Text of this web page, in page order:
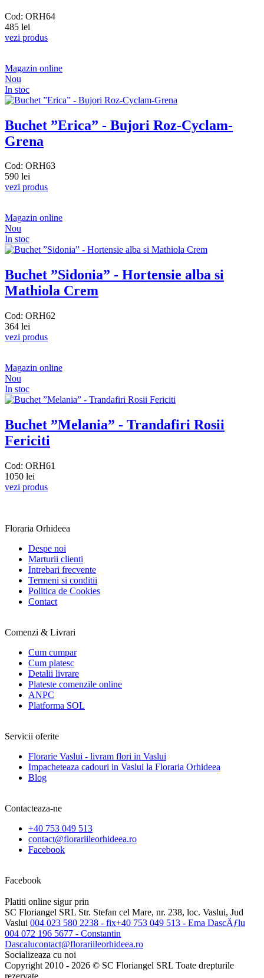
Cod: ORH64
485 lei
vezi produs
Magazin online
Nou
In stoc
Buchet ”Erica” - Bujori Roz-Cyclam-
Grena
Cod: ORH63
590 lei
vezi produs
Magazin online
Nou
In stoc
Buchet ”Sidonia” - Hortensie alba si
Mathiola Crem
Cod: ORH62
364 lei
vezi produs
Magazin online
Nou
In stoc
Buchet ”Melania” - Trandafiri Rosii
Fericiti
Cod: ORH61
1050 lei
vezi produs
Floraria Orhideea
Despe noi
Marturii clienti
Intrebari frecvente
Termeni si conditii
Politica de Cookies
Contact
Comenzi & Livrari
Cum cumpar
Cum platesc
Detalii livrare
Plateste comenzile online
ANPC
Platforma SOL
Servicii oferite
Florarie Vaslui - livram flori in Vaslui
Impacheteaza cadouri in Vaslui la Floraria Orhideea
Blog
Contacteaza-ne
+40 753 049 513
contact@florariileorhideea.ro
Facebook
Facebook
Platiti online sigur prin
SC Floriangel SRL Str. Stefan cel Mare, nr. 238, loc. Vaslui, Jud
Vaslui 004 023 580 2238 - fix+40 753 049 513 - Ema DascÄƒlu
004 072 196 5677 - Constantin
Dascalucontact@florariileorhideea.ro
Socializeaza cu noi
Copyright 2010 - 2026 © SC Floriangel SRL Toate drepturile